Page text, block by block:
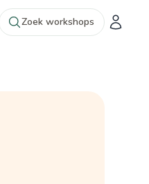
Zoek workshops